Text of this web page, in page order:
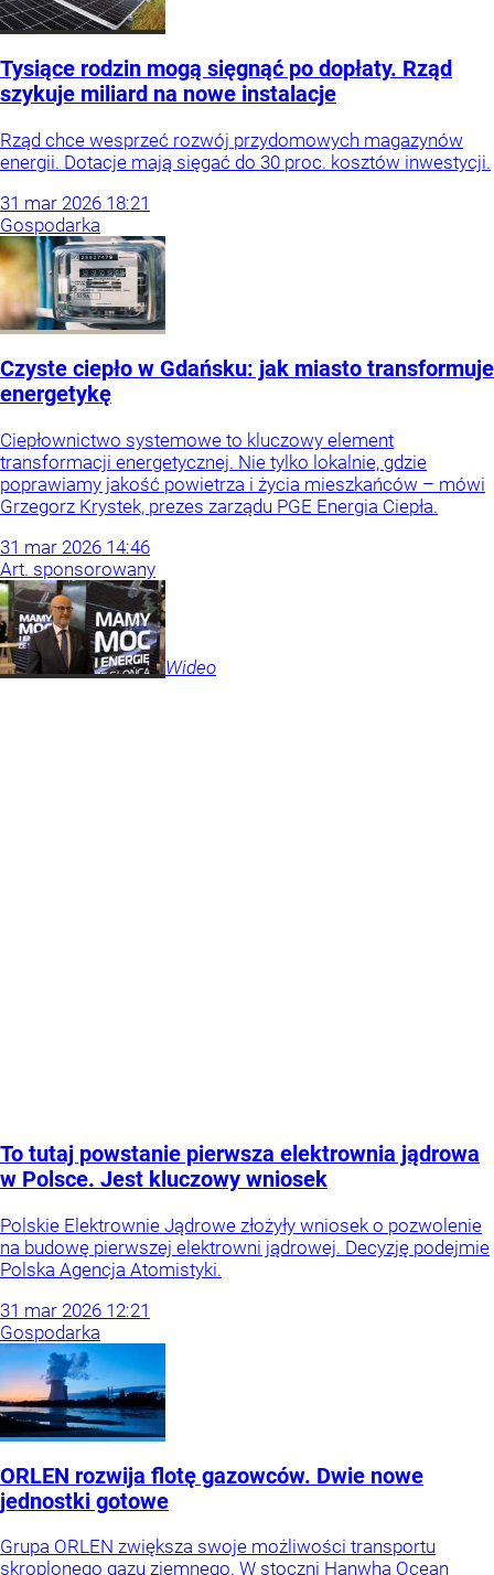
Tysiące rodzin mogą sięgnąć po dopłaty. Rząd
szykuje miliard na nowe instalacje
Rząd chce wesprzeć rozwój przydomowych magazynów
energii. Dotacje mają sięgać do 30 proc. kosztów inwestycji.
31 mar 2026 18:21
Gospodarka
Czyste ciepło w Gdańsku: jak miasto transformuje
energetykę
Ciepłownictwo systemowe to kluczowy element
transformacji energetycznej. Nie tylko lokalnie, gdzie
poprawiamy jakość powietrza i życia mieszkańców – mówi
Grzegorz Krystek, prezes zarządu PGE Energia Ciepła.
31 mar 2026 14:46
Art. sponsorowany
Wideo
To tutaj powstanie pierwsza elektrownia jądrowa
w Polsce. Jest kluczowy wniosek
Polskie Elektrownie Jądrowe złożyły wniosek o pozwolenie
na budowę pierwszej elektrowni jądrowej. Decyzję podejmie
Polska Agencja Atomistyki.
31 mar 2026 12:21
Gospodarka
ORLEN rozwija flotę gazowców. Dwie nowe
jednostki gotowe
Grupa ORLEN zwiększa swoje możliwości transportu
skroplonego gazu ziemnego. W stoczni Hanwha Ocean